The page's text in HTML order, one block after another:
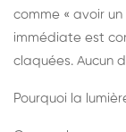
comme « avoir
immédiate est
claquées. Aucun
Pourquoi la